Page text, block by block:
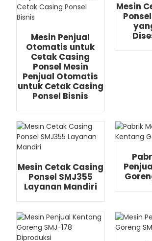
Mesin Penjual
Otomatis untuk
Cetak Casing
Ponsel Mesin
Penjual Otomatis
untuk Cetak Casing
Ponsel Bisnis
Mesin
Mesin Cetak Casing
Ponsel SMJ355
Layanan Mandiri